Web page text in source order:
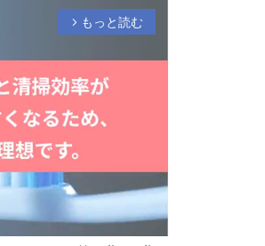
arrow_forward_ios もっと読む